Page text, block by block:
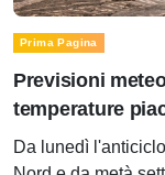
Prima Pagina
Previsioni
temperature
Da lunedì